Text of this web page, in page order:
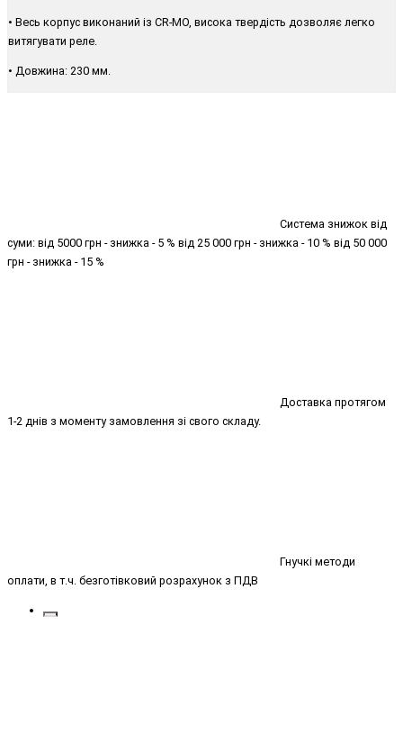
• Весь корпус виконаний із CR-MO, висока твердість дозволяє легко
витягувати реле.
• Довжина: 230 мм.
Система знижок від
суми: від 5000 грн - знижка - 5 % від 25 000 грн - знижка - 10 % від 50 000
грн - знижка - 15 %
Доставка протягом
1-2 днів з моменту замовлення зі свого складу.
Гнучкі методи
оплати, в т.ч. безготівковий розрахунок з ПДВ